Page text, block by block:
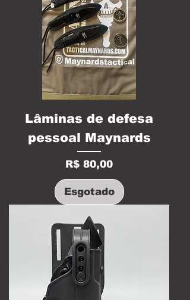
Lâminas de defesa
pessoal Maynards
Preço
R$ 80,00
Esgotado